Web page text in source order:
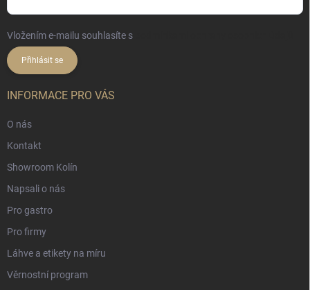
Vložením e-mailu souhlasíte s
Přihlásit se
INFORMACE PRO VÁS
O nás
Kontakt
Showroom Kolín
Napsali o nás
Pro gastro
Pro firmy
Láhve a etikety na míru
Věrnostní program